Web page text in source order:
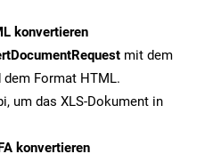
konvertieren
mit dem
dem Format HTML.
um das XLS-Dokument in
konvertieren